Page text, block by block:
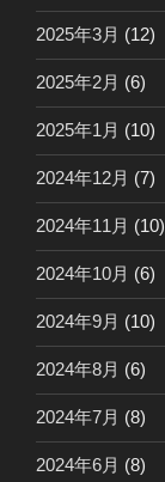
2025年3月 (12)
2025年2月 (6)
2025年1月 (10)
2024年12月 (7)
2024年11月 (10)
2024年10月 (6)
2024年9月 (10)
2024年8月 (6)
2024年7月 (8)
2024年6月 (8)